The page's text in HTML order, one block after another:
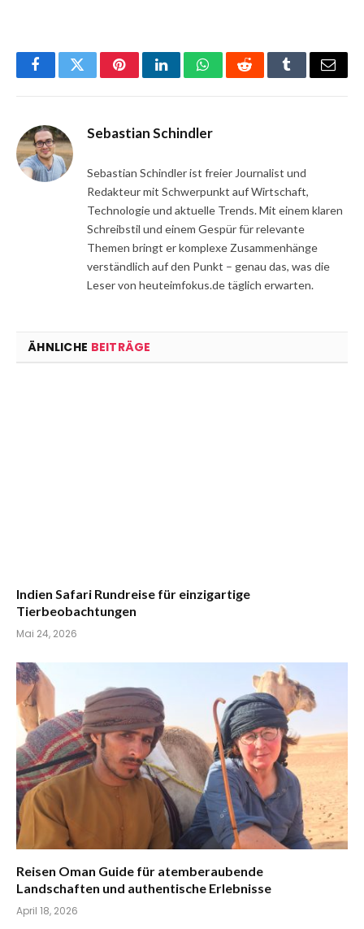
FacebookTwitterPinterestLinkedInWhatsAppRedditTumblrEmail
Sebastian Schindler
Sebastian Schindler ist freier Journalist und
Redakteur mit Schwerpunkt auf Wirtschaft,
Technologie und aktuelle Trends. Mit einem klaren
Schreibstil und einem Gespür für relevante
Themen bringt er komplexe Zusammenhänge
verständlich auf den Punkt – genau das, was die
Leser von heuteimfokus.de täglich erwarten.
ÄHNLICHE BEITRÄGE
Indien Safari Rundreise für einzigartige
Tierbeobachtungen
Mai 24, 2026
Reisen Oman Guide für atemberaubende
Landschaften und authentische Erlebnisse
April 18, 2026